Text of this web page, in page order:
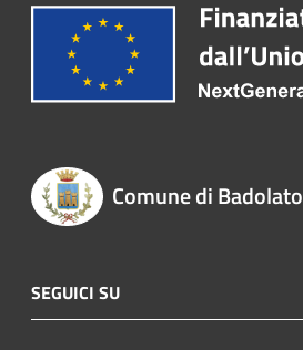
Comune di Badolato
SEGUICI SU